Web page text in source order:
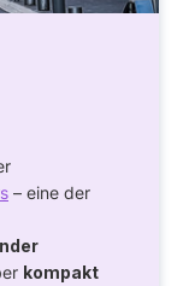
– eine der
kompakt